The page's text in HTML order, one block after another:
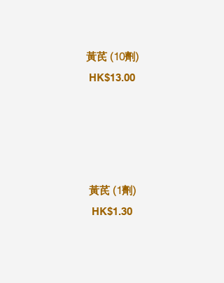
黃芪 (10劑)
HK$13.00
黃芪 (1劑)
HK$1.30